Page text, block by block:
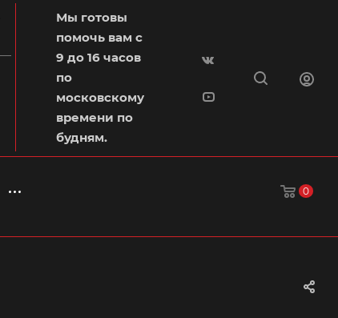
Мы готовы
помочь вам с
9 до 16 часов
по
московскому
времени по
будням.
0